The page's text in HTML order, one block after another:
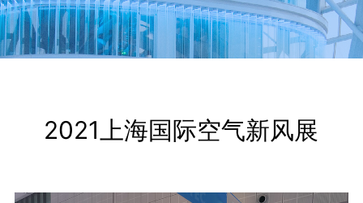
2021上海国际空气新风展